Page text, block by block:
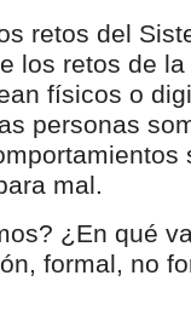
retos del
los retos de
físicos o
personas
mal.
¿En qué
formal, no